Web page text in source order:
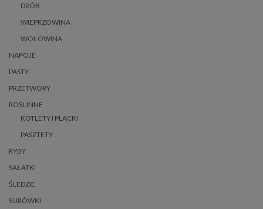
DRÓB
WIEPRZOWINA
WOŁOWINA
NAPOJE
PASTY
PRZETWORY
ROŚLINNE
KOTLETY I PLACKI
PASZTETY
RYBY
SAŁATKI
ŚLEDZIE
SURÓWKI